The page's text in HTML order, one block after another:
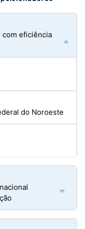
com eficiência
do Noroeste